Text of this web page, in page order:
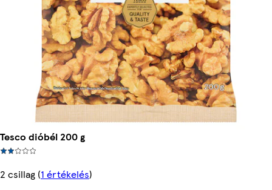
Tesco dióbél 200 g
2 csillag (1 értékelés)